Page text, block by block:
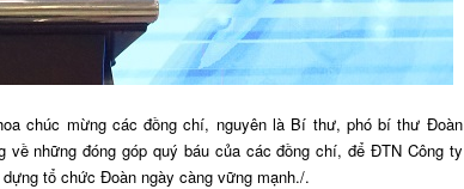
chúc mừng các đồng chí, nguyên là Bí thư, phó bí thư Đoàn
những đóng góp quý báu của các đồng chí, để ĐTN Công ty
tổ chức Đoàn ngày càng vững mạnh./.